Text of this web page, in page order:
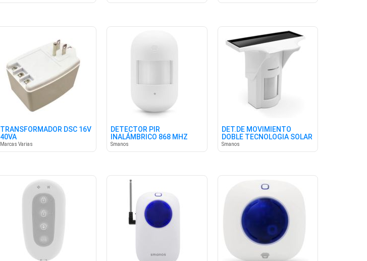
TRANSFORMADOR DSC 16V
40VA
Marcas Varias
DETECTOR PIR
INALÁMBRICO 868 MHZ
Smanos
DET.DE MOVIMIENTO
DOBLE TECNOLOGIA SOLAR
868 MHZ
Smanos